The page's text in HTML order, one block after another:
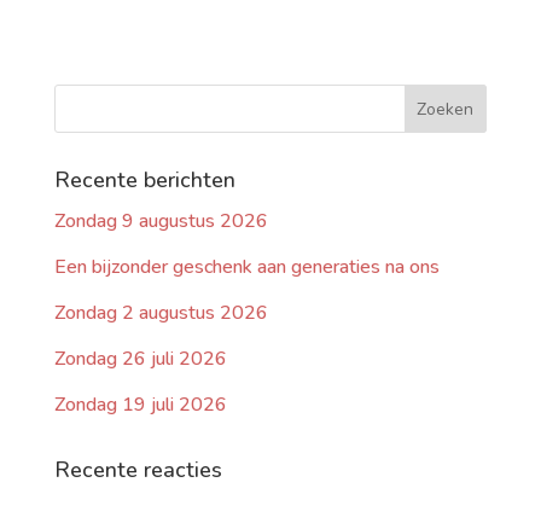
Recente berichten
Zondag 9 augustus 2026
Een bijzonder geschenk aan generaties na ons
Zondag 2 augustus 2026
Zondag 26 juli 2026
Zondag 19 juli 2026
Recente reacties